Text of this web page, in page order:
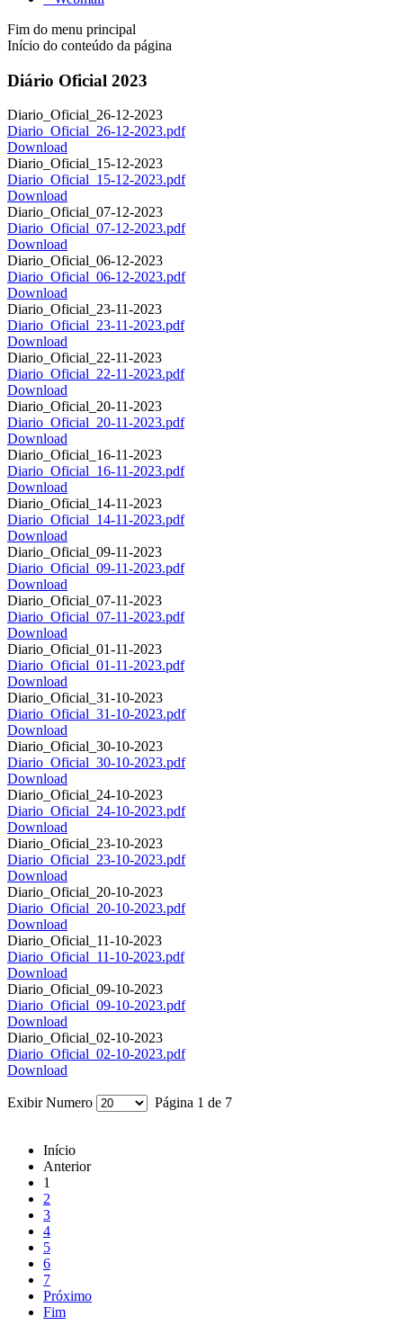
Fim do menu principal
Início do conteúdo da página
Diário Oficial 2023
Diario_Oficial_26-12-2023
Diario_Oficial_26-12-2023.pdf
Download
Diario_Oficial_15-12-2023
Diario_Oficial_15-12-2023.pdf
Download
Diario_Oficial_07-12-2023
Diario_Oficial_07-12-2023.pdf
Download
Diario_Oficial_06-12-2023
Diario_Oficial_06-12-2023.pdf
Download
Diario_Oficial_23-11-2023
Diario_Oficial_23-11-2023.pdf
Download
Diario_Oficial_22-11-2023
Diario_Oficial_22-11-2023.pdf
Download
Diario_Oficial_20-11-2023
Diario_Oficial_20-11-2023.pdf
Download
Diario_Oficial_16-11-2023
Diario_Oficial_16-11-2023.pdf
Download
Diario_Oficial_14-11-2023
Diario_Oficial_14-11-2023.pdf
Download
Diario_Oficial_09-11-2023
Diario_Oficial_09-11-2023.pdf
Download
Diario_Oficial_07-11-2023
Diario_Oficial_07-11-2023.pdf
Download
Diario_Oficial_01-11-2023
Diario_Oficial_01-11-2023.pdf
Download
Diario_Oficial_31-10-2023
Diario_Oficial_31-10-2023.pdf
Download
Diario_Oficial_30-10-2023
Diario_Oficial_30-10-2023.pdf
Download
Diario_Oficial_24-10-2023
Diario_Oficial_24-10-2023.pdf
Download
Diario_Oficial_23-10-2023
Diario_Oficial_23-10-2023.pdf
Download
Diario_Oficial_20-10-2023
Diario_Oficial_20-10-2023.pdf
Download
Diario_Oficial_11-10-2023
Diario_Oficial_11-10-2023.pdf
Download
Diario_Oficial_09-10-2023
Diario_Oficial_09-10-2023.pdf
Download
Diario_Oficial_02-10-2023
Diario_Oficial_02-10-2023.pdf
Download
Exibir Numero Página 1 de 7
Início
Anterior
1
2
3
4
5
6
7
Próximo
Fim